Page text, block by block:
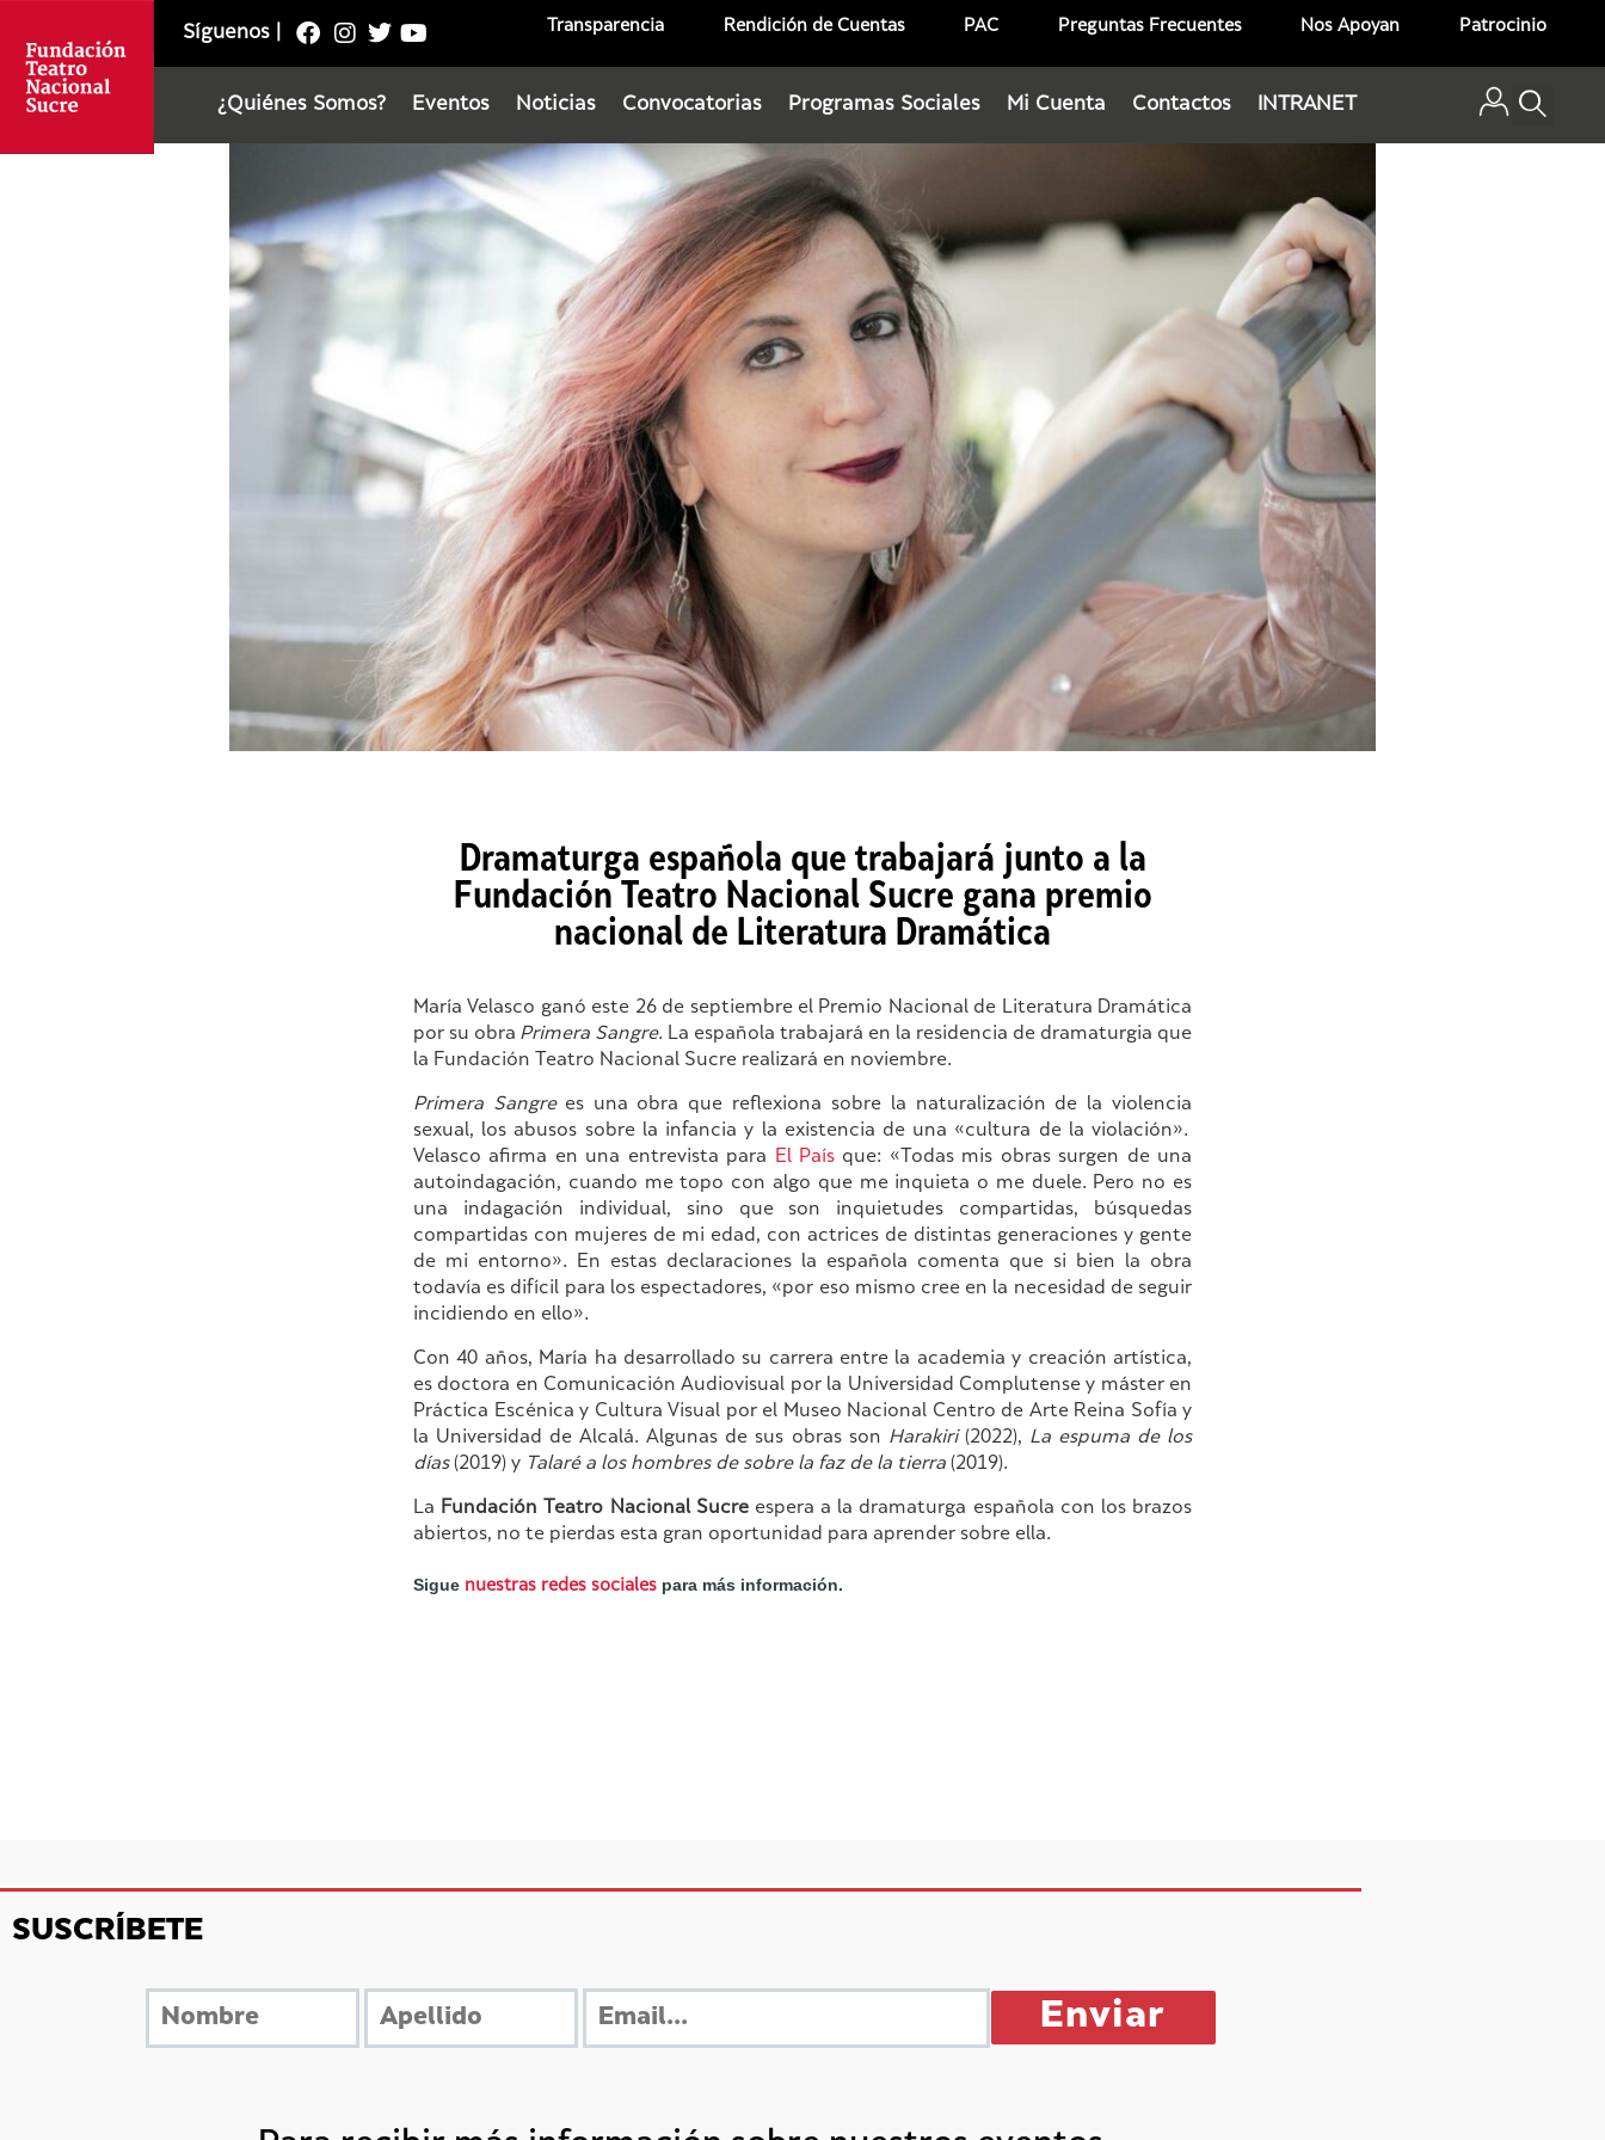
Síguenos Transparencia Rendición de Cuentas PAC Preguntas Frecuentes Nos Apoyan Patrocinio
¿Quiénes Somos? Eventos Noticias Convocatorias Programas Sociales Mi Cuenta Contactos INTRANET
Dramaturga española que trabajará junto a la
Fundación Teatro Nacional Sucre gana premio
nacional de Literatura Dramática
María Velasco ganó este 26 de septiembre el Premio Nacional de Literatura Dramática
por su obra Primera Sangre. La española trabajará en la residencia de dramaturgia que
la Fundación Teatro Nacional Sucre realizará en noviembre.
Primera Sangre es una obra que reflexiona sobre la naturalización de la violencia
sexual, los abusos sobre la infancia y la existencia de una «cultura de la violación».
Velasco afirma en una entrevista para
El País que: «Todas mis obras surgen de una
autoindagación, cuando me topo con algo que me inquieta o me duele. Pero no es
una indagación individual, sino que son inquietudes compartidas, búsquedas
compartidas con mujeres de mi edad, con actrices de distintas generaciones y gente
de mi entorno». En estas declaraciones la española comenta que si bien la obra
todavía es difícil para los espectadores, «por eso mismo cree en la necesidad de seguir
incidiendo en ello».
Con 40 años, María ha desarrollado su carrera entre la academia y creación artística,
es doctora en Comunicación Audiovisual por la Universidad Complutense y máster en
Práctica Escénica y Cultura Visual por el Museo Nacional Centro de Arte Reina Sofía y
la Universidad de Alcalá. Algunas de sus obras son Harakiri(2022), La espuma de los
días(2019) y Talaré a los hombres de sobre la faz de la tierra (2019).
La Fundación Teatro Nacional Sucreespera a la dramaturga española con los brazos
abiertos, no te pierdas esta gran oportunidad para aprender sobre ella.
Sigue nuestras redes sociales para más información.
SUSCRÍBETE